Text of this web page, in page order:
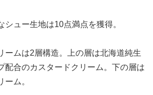
シュー生地は10点満点を獲得。
ームは2層構造。上の層は北海道純生
配合のカスタードクリーム。下の層は
ーム。